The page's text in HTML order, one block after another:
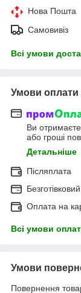
Нова Пошта
Самовивіз
Всі умови
Умови оплати
Ви
або гроші
Детальніше
Післяплата
Оплата на
Всі умови
Умови
Повернення